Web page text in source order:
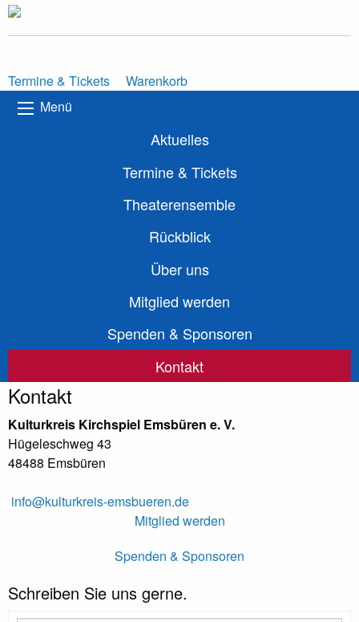
Termine & Tickets
Warenkorb
Menü
Aktuelles
Termine & Tickets
Theaterensemble
Rückblick
Über uns
Mitglied werden
Spenden & Sponsoren
Kontakt
Kontakt
Kulturkreis Kirchspiel Emsbüren e. V.
Hügeleschweg 43
48488 Emsbüren
info@kulturkreis-emsbueren.de
Mitglied werden
Spenden & Sponsoren
Schreiben Sie uns gerne.